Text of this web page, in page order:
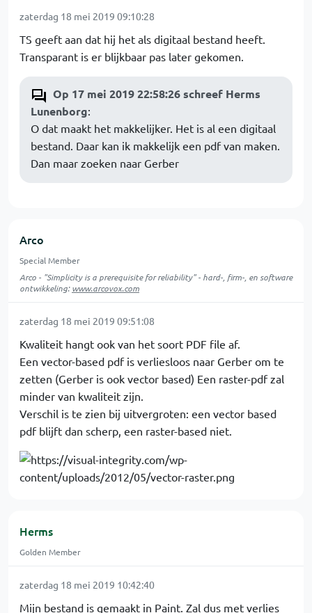
zaterdag 18 mei 2019 09:10:28
TS geeft aan dat hij het als digitaal bestand heeft.
Transparant is er blijkbaar pas later gekomen.
Op 17 mei 2019 22:58:26 schreef Herms
Lunenborg:
O dat maakt het makkelijker. Het is al een digitaal
bestand. Daar kan ik makkelijk een pdf van maken.
Dan maar zoeken naar Gerber
Arco
Special Member
Arco - "Simplicity is a prerequisite for reliability" - hard-, firm-, en software
ontwikkeling:www.arcovox.com
zaterdag 18 mei 2019 09:51:08
Kwaliteit hangt ook van het soort PDF file af.
Een vector-based pdf is verliesloos naar Gerber om te
zetten (Gerber is ook vector based) Een raster-pdf zal
minder van kwaliteit zijn.
Verschil is te zien bij uitvergroten: een vector based
pdf blijft dan scherp, een raster-based niet.
Herms
Golden Member
zaterdag 18 mei 2019 10:42:40
Mijn bestand is gemaakt in Paint. Zal dus met verlies